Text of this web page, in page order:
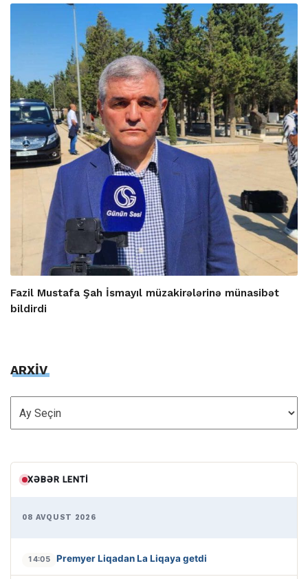
Fazil Mustafa Şah İsmayıl müzakirələrinə münasibət
bildirdi
ARXİV
ARXİV
XƏBƏR LENTI
08 AVQUST 2026
14:05 Premyer Liqadan La Liqaya getdi